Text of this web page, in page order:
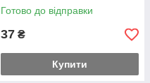
Готово до відправки
37 ₴
Купити